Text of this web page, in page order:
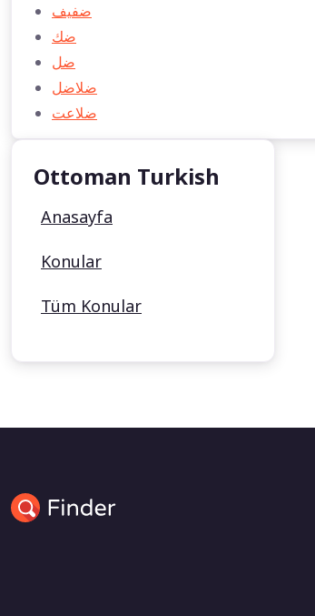
ضفيف
ضك
ضل
ضلاضل
ضلاعت
Ottoman Turkish
Anasayfa
Konular
Tüm Konular